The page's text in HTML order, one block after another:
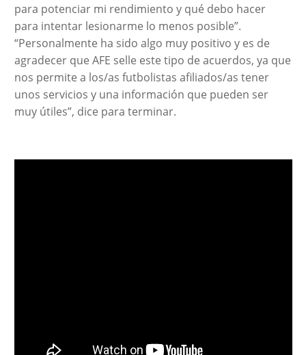
para potenciar mi rendimiento y qué debo hacer
para intentar lesionarme lo menos posible”.
“Personalmente ha sido algo muy positivo y es de
agradecer que AFE selle este tipo de acuerdos, ya que
nos permite a los/as futbolistas afiliados/as tener
unos servicios y una información que pueden ser
muy útiles”, dice para terminar.